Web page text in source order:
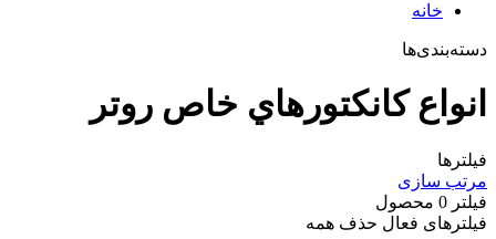
خانه
دسته‌بندی‌ها
انواع کانکتورهاي خاص روتر
فیلترها
مرتب سازی
فیلتر 0 محصول
فیلترهای فعال حذف همه